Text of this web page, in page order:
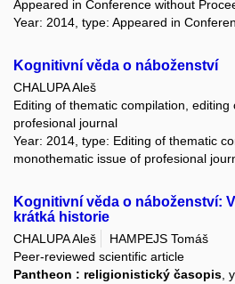
Appeared in Conference without
Year: 2014, type: Appeared in
Kognitivní věda o náboženství
CHALUPA Aleš
Editing of thematic compilation,
profesional journal
Year: 2014, type: Editing of thematic
monothematic issue of profesional
Kognitivní věda o náboženství:
krátká historie
CHALUPA Aleš
HAMPEJS Tomáš
Peer-reviewed scientific article
Pantheon : religionistický časopis,